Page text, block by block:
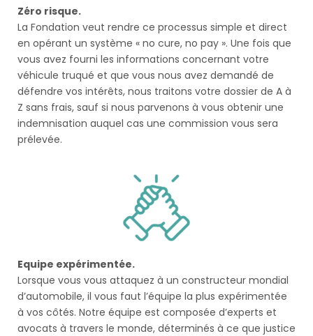
Zéro risque.
La Fondation veut rendre ce processus simple et direct
en opérant un système « no cure, no pay ». Une fois que
vous avez fourni les informations concernant votre
véhicule truqué et que vous nous avez demandé de
défendre vos intérêts, nous traitons votre dossier de A à
Z sans frais, sauf si nous parvenons à vous obtenir une
indemnisation auquel cas une commission vous sera
prélevée.
Equipe expérimentée.
Lorsque vous vous attaquez à un constructeur mondial
d’automobile, il vous faut l’équipe la plus expérimentée
à vos côtés. Notre équipe est composée d’experts et
avocats à travers le monde, déterminés à ce que justice